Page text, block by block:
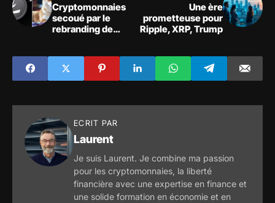
Cryptomonnaies
secoué par le
rebranding de
Une ère
prometteuse pour
Ripple, XRP, Trump
ECRIT PAR
Laurent
Je suis Laurent. Je combine ma passion
pour les cryptomonnaies, la liberté
financière avec une expertise en finance et
une solide formation en économie et en